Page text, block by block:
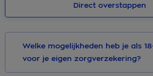
Direct overstappen
Welke mogelijkheden heb je als
voor je eigen zorgverzekering?